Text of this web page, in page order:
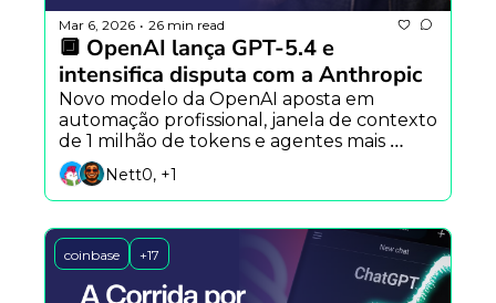
Mar 6, 2026 • 26 min read
🔲 OpenAI lança GPT-5.4 e
intensifica disputa com a Anthropic
Novo modelo da OpenAI aposta em
automação profissional, janela de contexto
de 1 milhão de tokens e agentes mais
autônomos para competir diretamente
com o Claude.
Nett0, +1
coinbase +17